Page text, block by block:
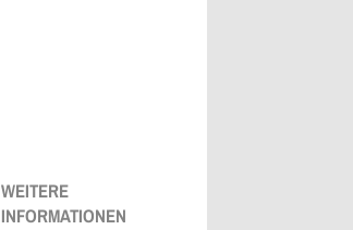
WEITERE
INFORMATIONEN